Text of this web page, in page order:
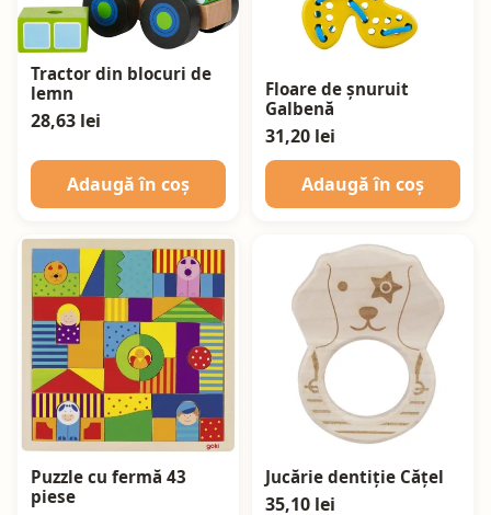
Tractor din blocuri de
lemn
28,63 lei
Adaugă în coș
Floare de șnuruit
Galbenă
31,20 lei
Adaugă în coș
Puzzle cu fermă 43
piese
Jucărie dentiție Cățel
35,10 lei